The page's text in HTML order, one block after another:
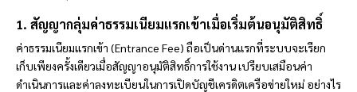
1. สัญญากลุ่มค่าธรรมเนียมแรกเข้าเมื่อเริ่มต้นอนุมัติสิทธิ์
ค่าธรรมเนียมแรกเข้า (Entrance Fee) ถือเป็นด่านแรกที่ระบบจะเรียก
เก็บเพียงครั้งเดียวเมื่อสัญญาอนุมัติสิทธิ์การใช้งาน เปรียบเสมือนค่า
ดำเนินการและค่าลงทะเบียนในการเปิดบัญชีเครดิตเครือข่ายใหม่ อย่างไร